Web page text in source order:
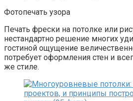
Фотопечать узора
Печать фрески на потолке или
нестандартно решение многих
гостиной ощущение
потребует оформления стен и
же стиле.